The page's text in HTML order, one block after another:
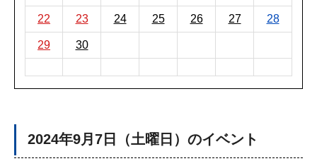
22 23 24 25 26 27 28
29 30
2024年9月7日（土曜日）のイベント